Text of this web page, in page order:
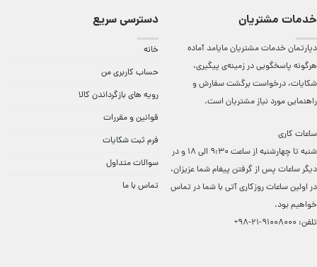
خدمات مشتریان
دپارتمان خدمات مشتریان مایامد آماده
هرگونه پاسخگویی در زمینه‌ی پیگیری،
شکایات، درخواست برگشت سفارش و
راهنمایی مورد نیاز مشتریان است.
ساعات کاری
شنبه تا چهارشنبه از ساعت 9:30 الی 18 و در
دیگر ساعات ‌پس از گرفتن پیغام شما عزیزان،
در اولین ساعات روزکاری آتی با شما در تماس
خواهیم بود.
تلفن: 91008000-21-98+
دسترسی سریع
خانه
حساب کاربری من
رویه های بازگرداندن کالا
قوانین و مقررات
فرم ثبت شکایات
سوالات متداول
تماس با ما